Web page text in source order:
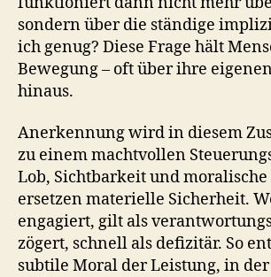
sondern über die ständige
ich genug? Diese Frage hält
Bewegung – oft über ihre
hinaus.
Anerkennung wird in diesem
zu einem machtvollen
Lob, Sichtbarkeit und
ersetzen materielle Sicherheit.
engagiert, gilt als
zögert, schnell als defizitär. So
subtile Moral der Leistung, in